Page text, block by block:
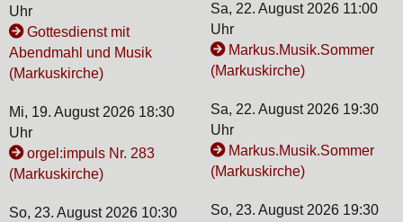
Uhr
Gottesdienst mit
Abendmahl und Musik
(Markuskirche)
Mi, 19. August 2026 18:30
Uhr
orgel:impuls Nr. 283
(Markuskirche)
So, 23. August 2026 10:30
Sa, 22. August 2026 11:00
Uhr
Markus.Musik.Sommer
(Markuskirche)
Sa, 22. August 2026 19:30
Uhr
Markus.Musik.Sommer
(Markuskirche)
So, 23. August 2026 19:30